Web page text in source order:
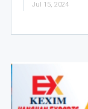
Jul 15, 2024